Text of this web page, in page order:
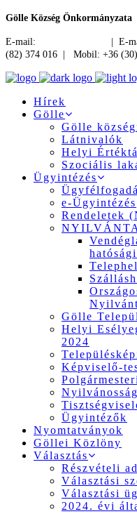
Gölle Község Önkormányzata
E-mail: | E-
(82) 374 016 | Mobil: +36 (30)
Hírek
Gölle
Gölle
Látnivalók
Helyi
Szociális
Ügyintézés
e-Ügyintézés
Rendeletek
Gölle
Helyi
2024
Képviselő-
Nyilvánosság
Ügyintézők
Nyomtatványok
Göllei Közlöny
Választás
Részvételi
Választási
Választási
2024. évi